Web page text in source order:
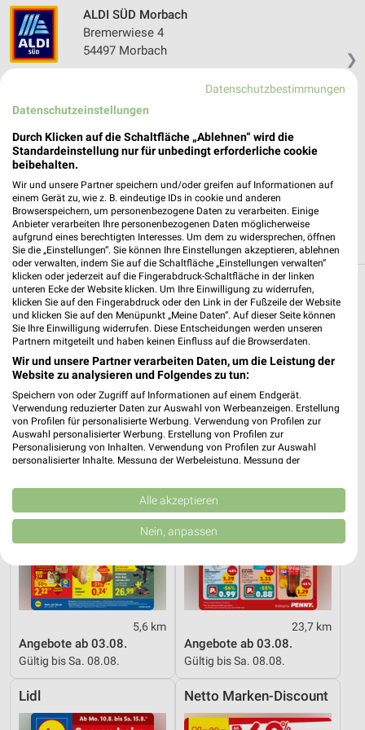
❯
ALDI SÜD Morbach
Bremerwiese 4
54497 Morbach
531,14 km • Angebote: 6 Prospekte
Lidl Morbach
54497 Morbach
Heute 07:00 - 21:00 Uhr | Geöffnet
530,92 km • Angebote: 2 Prospekte
Discounter Angebote und Prospekte für
Brauneberg
16 Prospekte
Lidl
5,6 km
Angebote ab 03.08.
Gültig bis Sa. 08.08.
PENNY
23,7 km
Angebote ab 03.08.
Gültig bis Sa. 08.08.
Lidl Netto Marken-Discount
Datenschutzbestimmungen
Datenschutzeinstellungen
Durch Klicken auf die Schaltfläche „Ablehnen“ wird die
Standardeinstellung nur für unbedingt erforderliche cookie
beibehalten.
Wir und unsere Partner speichern und/oder greifen auf Informationen auf
einem Gerät zu, wie z. B. eindeutige IDs in cookie und anderen
Browserspeichern, um personenbezogene Daten zu verarbeiten. Einige
Anbieter verarbeiten Ihre personenbezogenen Daten möglicherweise
aufgrund eines berechtigten Interesses. Um dem zu widersprechen, öffnen
Sie die „Einstellungen“. Sie können Ihre Einstellungen akzeptieren, ablehnen
oder verwalten, indem Sie auf die Schaltfläche „Einstellungen verwalten“
klicken oder jederzeit auf die Fingerabdruck-Schaltfläche in der linken
unteren Ecke der Website klicken. Um Ihre Einwilligung zu widerrufen,
klicken Sie auf den Fingerabdruck oder den Link in der Fußzeile der Website
und klicken Sie auf den Menüpunkt „Meine Daten“. Auf dieser Seite können
Sie Ihre Einwilligung widerrufen. Diese Entscheidungen werden unseren
Partnern mitgeteilt und haben keinen Einfluss auf die Browserdaten.
Wir und unsere Partner verarbeiten Daten, um die Leistung der
Website zu analysieren und Folgendes zu tun:
Speichern von oder Zugriff auf Informationen auf einem Endgerät.
Verwendung reduzierter Daten zur Auswahl von Werbeanzeigen. Erstellung
von Profilen für personalisierte Werbung. Verwendung von Profilen zur
Auswahl personalisierter Werbung. Erstellung von Profilen zur
Personalisierung von Inhalten. Verwendung von Profilen zur Auswahl
personalisierter Inhalte. Messung der Werbeleistung. Messung der
Kombinationen von Daten aus verschiedenen Quellen. Entwicklung und
Verbesserung der Angebote. Verwendung reduzierter Daten zur Auswahl
von Inhalten.
Daten können außerhalb der Europäischen Union weitergegeben und in die
USA gesendet werden.
Website/App.
Partnerliste anzeigen (1 IAB-Anbieter)
Wir nutzen Ihre Daten für folgende Zwecke:
Speichern von oder Zugriff auf Informationen
auf einem Endgerät
Verwendung reduzierter Daten zur Auswahl von
Werbeanzeigen
Alle akzeptieren
Nein, anpassen